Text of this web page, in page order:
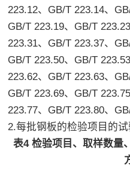
223.12、GB/T 223.14、
GB/T 223.19、GB/T
223.31、GB/T 223.37、
GB/T 223.50、GB/T
223.62、GB/T 223.63、
GB/T 223.69、GB/T
223.77、GB/T 223.80、
2.每批钢板的检验项目的
表4 检验项目、取样数量